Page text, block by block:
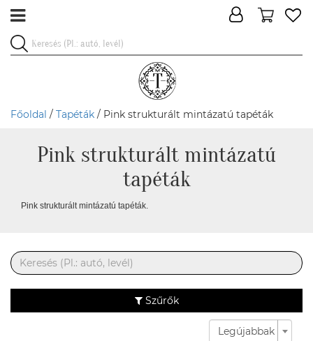
Főoldal / Tapéták / Pink strukturált mintázatú tapéták
Pink strukturált mintázatú
tapéták
Pink strukturált mintázatú tapéták.
Szűrők
Legújabbak